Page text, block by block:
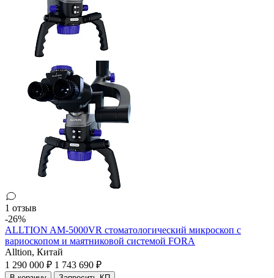
1 отзыв
-26%
ALLTION AM-5000VR стоматологический микроскоп с
вариоскопом и маятниковой системой FORA
Alltion, Китай
1 290 000 ₽ 1 743 690 ₽